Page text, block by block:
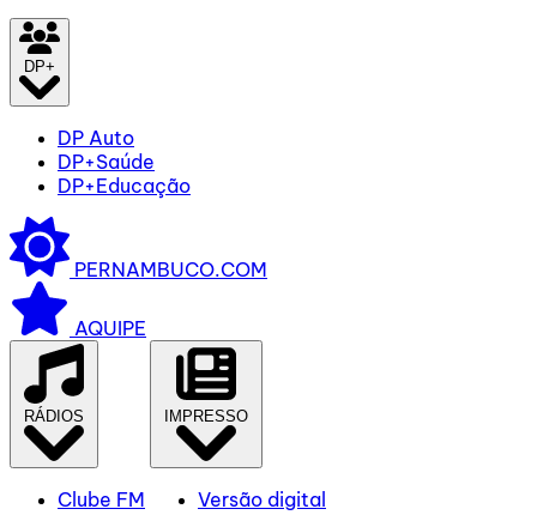
DP+
DP Auto
DP+Saúde
DP+Educação
PERNAMBUCO.COM
AQUIPE
RÁDIOS
Clube FM
IMPRESSO
Versão digital